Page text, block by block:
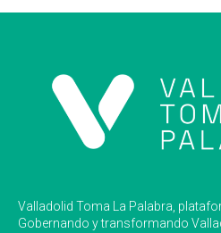
Valladolid Toma La Palabra,
Gobernando y transformando